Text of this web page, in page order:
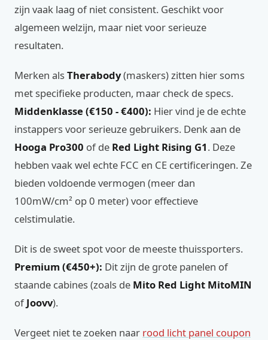
zijn vaak laag of niet consistent. Geschikt voor
algemeen welzijn, maar niet voor serieuze
resultaten.
Merken alsTherabody(maskers) zitten hier soms
met specifieke producten, maar check de specs.
Middenklasse (€150 - €400): Hier vind je de echte
instappers voor serieuze gebruikers. Denk aan de
Hooga Pro300 of de Red Light Rising G1. Deze
hebben vaak wel echte FCC en CE certificeringen. Ze
bieden voldoende vermogen (meer dan
100mW/cm² op 0 meter) voor effectieve
celstimulatie.
Dit is de sweet spot voor de meeste thuissporters.
Premium (€450+): Dit zijn de grote panelen of
staande cabines (zoals de Mito Red Light MitoMIN
ofJoovv).
Vergeet niet te zoeken naar rood licht panel coupon